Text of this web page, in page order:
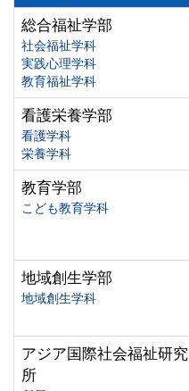
総合福祉学部
社会福祉学科
実践心理学科
教育福祉学科
看護栄養学部
看護学科
栄養学科
教育学部
こども教育学科
地域創生学部
地域創生学科
アジア国際社会福祉研究
所